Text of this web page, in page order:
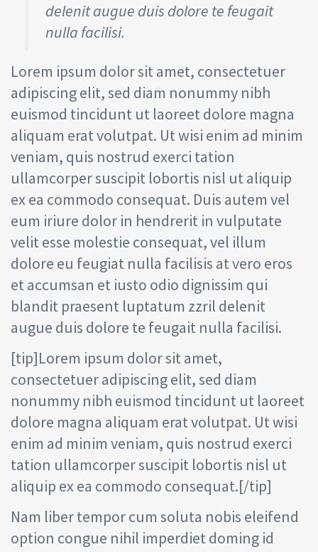
delenit augue duis dolore te feugait
nulla facilisi.
Lorem ipsum dolor sit amet, consectetuer
adipiscing elit, sed diam nonummy nibh
euismod tincidunt ut laoreet dolore magna
aliquam erat volutpat. Ut wisi enim ad minim
veniam, quis nostrud exerci tation
ullamcorper suscipit lobortis nisl ut aliquip
ex ea commodo consequat. Duis autem vel
eum iriure dolor in hendrerit in vulputate
velit esse molestie consequat, vel illum
dolore eu feugiat nulla facilisis at vero eros
et accumsan et iusto odio dignissim qui
blandit praesent luptatum zzril delenit
augue duis dolore te feugait nulla facilisi.
[tip]Lorem ipsum dolor sit amet,
consectetuer adipiscing elit, sed diam
nonummy nibh euismod tincidunt ut laoreet
dolore magna aliquam erat volutpat. Ut wisi
enim ad minim veniam, quis nostrud exerci
tation ullamcorper suscipit lobortis nisl ut
aliquip ex ea commodo consequat.[/tip]
Nam liber tempor cum soluta nobis eleifend
option congue nihil imperdiet doming id